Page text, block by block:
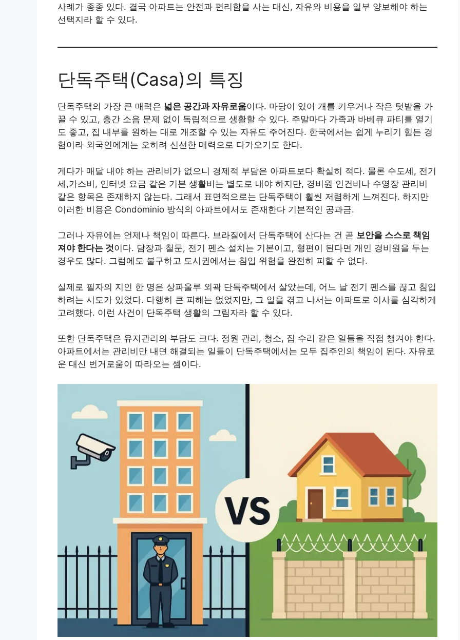
사례가 종종 있다. 결국 아파트는 안전과 편리함을 사는 대신, 자유와 비용을 일부 양보해야 하는
선택지라 할 수 있다.
단독주택(Casa)의 특징
단독주택의 가장 큰 매력은 넓은 공간과 자유로움이다. 마당이 있어 개를 키우거나 작은 텃밭을 가
꿀 수 있고, 층간 소음 문제 없이 독립적으로 생활할 수 있다. 주말마다 가족과 바베큐 파티를 열기
도 좋고, 집 내부를 원하는 대로 개조할 수 있는 자유도 주어진다. 한국에서는 쉽게 누리기 힘든 경
험이라 외국인에게는 오히려 신선한 매력으로 다가오기도 한다.
게다가 매달 내야 하는 관리비가 없으니 경제적 부담은 아파트보다 확실히 적다. 물론 수도세, 전기
세,가스비, 인터넷 요금 같은 기본 생활비는 별도로 내야 하지만, 경비원 인건비나 수영장 관리비
같은 항목은 존재하지 않는다. 그래서 표면적으로는 단독주택이 훨씬 저렴하게 느껴진다. 하지만
이러한 비용은 Condominio 방식의 아파트에서도 존재한다 기본적인 공과금.
그러나 자유에는 언제나 책임이 따른다. 브라질에서 단독주택에 산다는 건 곧 보안을 스스로 책임
져야 한다는 것이다. 담장과 철문, 전기 펜스 설치는 기본이고, 형편이 된다면 개인 경비원을 두는
경우도 많다. 그럼에도 불구하고 도시권에서는 침입 위험을 완전히 피할 수 없다.
실제로 필자의 지인 한 명은 상파울루 외곽 단독주택에서 살았는데, 어느 날 전기 펜스를 끊고 침입
하려는 시도가 있었다. 다행히 큰 피해는 없었지만, 그 일을 겪고 나서는 아파트로 이사를 심각하게
고려했다. 이런 사건이 단독주택 생활의 그림자라 할 수 있다.
또한 단독주택은 유지관리의 부담도 크다. 정원 관리, 청소, 집 수리 같은 일들을 직접 챙겨야 한다.
아파트에서는 관리비만 내면 해결되는 일들이 단독주택에서는 모두 집주인의 책임이 된다. 자유로
운 대신 번거로움이 따라오는 셈이다.